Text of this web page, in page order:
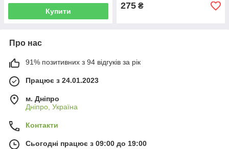
Купити
275 ₴
Про нас
91% позитивних з 94 відгуків за рік
Працює з 24.01.2023
м. Дніпро
Дніпро, Україна
Контакти
Сьогодні працює з 09:00 до 19:00